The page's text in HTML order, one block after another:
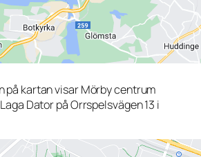
på kartan visar Mörby centrum
Dator på Orrspelsvägen 13 i